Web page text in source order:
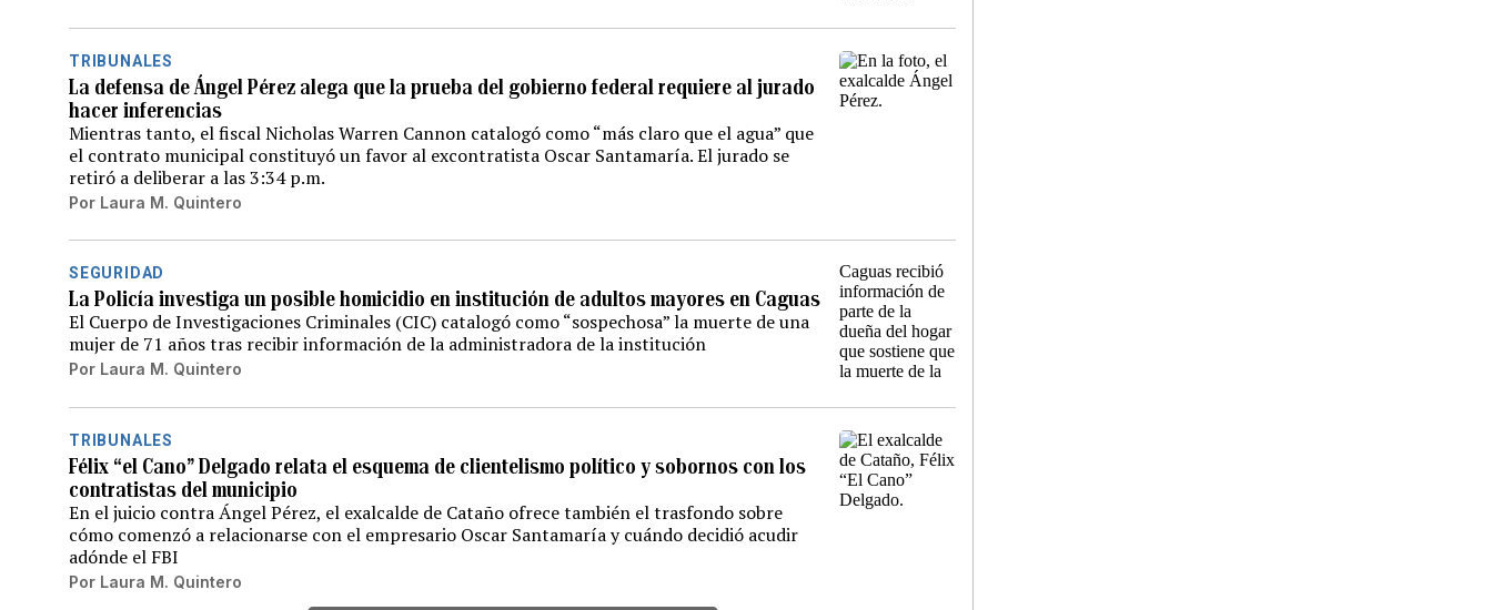
TRIBUNALES
La defensa de Ángel Pérez alega que la prueba del gobierno federal requiere al jurado
hacer inferencias
Mientras tanto, el fiscal Nicholas Warren Cannon catalogó como “más claro que el agua” que
el contrato municipal constituyó un favor al excontratista Oscar Santamaría. El jurado se
retiró a deliberar a las 3:34 p.m.
Por Laura M. Quintero
SEGURIDAD
La Policía investiga un posible homicidio en institución de adultos mayores en Caguas
El Cuerpo de Investigaciones Criminales (CIC) catalogó como “sospechosa” la muerte de una
mujer de 71 años tras recibir información de la administradora de la institución
Por Laura M. Quintero
TRIBUNALES
Félix “el Cano” Delgado relata el esquema de clientelismo político y sobornos con los
contratistas del municipio
En el juicio contra Ángel Pérez, el exalcalde de Cataño ofrece también el trasfondo sobre
cómo comenzó a relacionarse con el empresario Oscar Santamaría y cuándo decidió acudir
adónde el FBI
Por Laura M. Quintero